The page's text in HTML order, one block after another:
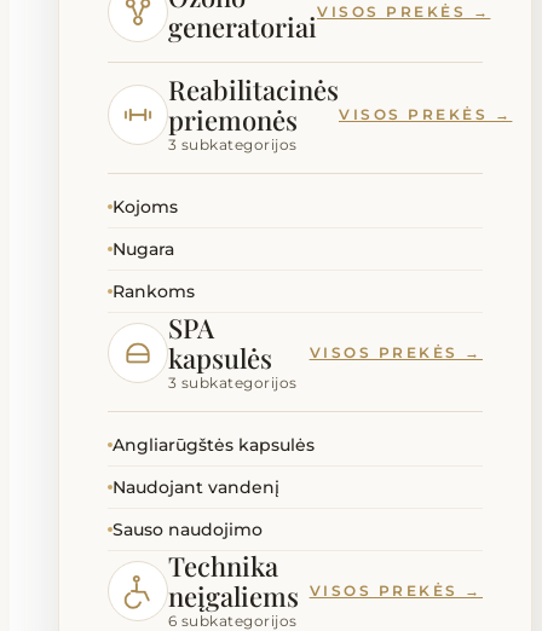
generatoriaiVISOS PREKĖS →
Reabilitacinės
priemonės
3 subkategorijos
VISOS PREKĖS →
Kojoms
Nugara
Rankoms
SPA
kapsulės
3 subkategorijos
VISOS PREKĖS →
Angliarūgštės kapsulės
Naudojant vandenį
Sauso naudojimo
Technika
neįgaliems
6 subkategorijos
VISOS PREKĖS →